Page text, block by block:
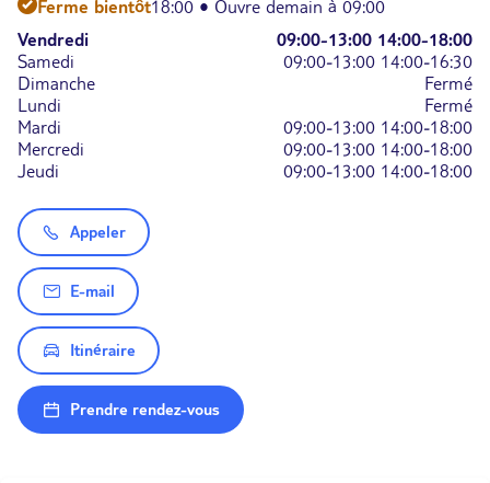
Ferme bientôt18:00 • Ouvre demain à 09:00
Vendredi
09:00-13:00 14:00-18:00
Samedi
09:00-13:00 14:00-16:30
Dimanche
Fermé
Lundi
Fermé
Mardi
09:00-13:00 14:00-18:00
Mercredi
09:00-13:00 14:00-18:00
Jeudi
09:00-13:00 14:00-18:00
Appeler
E-mail
Itinéraire
Prendre rendez-vous